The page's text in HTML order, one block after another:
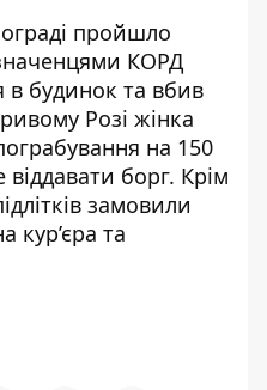
пройшло
КОРД
в будинок та вбив
Розі жінка
на 150
борг. Крім
замовили
кур’єра та